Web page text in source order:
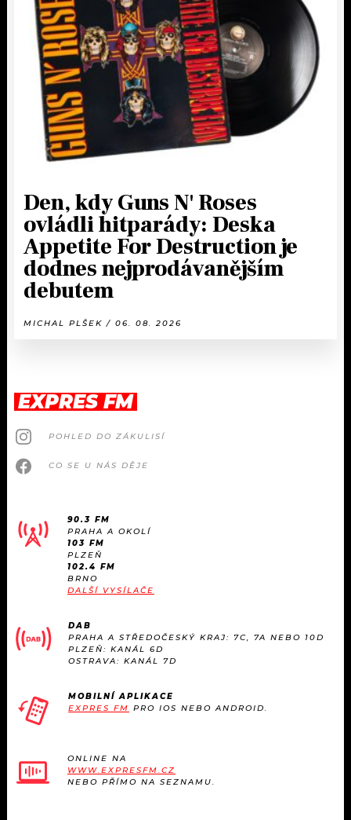
Den, kdy Guns N' Roses
ovládli hitparády: Deska
Appetite For Destruction je
dodnes nejprodávanějším
debutem
MICHAL PLŠEK / 06. 08. 2026
EXPRES FM
POHLED DO ZÁKULISÍ
CO SE U NÁS DĚJE
90.3 FM
PRAHA A OKOLÍ
103 FM
PLZEŇ
102.4 FM
BRNO
DALŠÍ VYSÍLAČE
DAB
PRAHA A STŘEDOČESKÝ KRAJ: 7C, 7A NEBO 10D
PLZEŇ: KANÁL 6D
OSTRAVA: KANÁL 7D
MOBILNÍ APLIKACE
EXPRES FM PRO IOS NEBO ANDROID.
ONLINE NA
WWW.EXPRESFM.CZ
NEBO PŘÍMO NA SEZNAMU.